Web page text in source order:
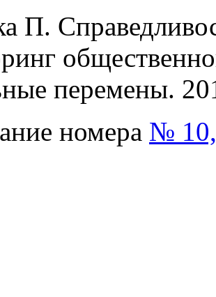
П.
перемены.
номера №